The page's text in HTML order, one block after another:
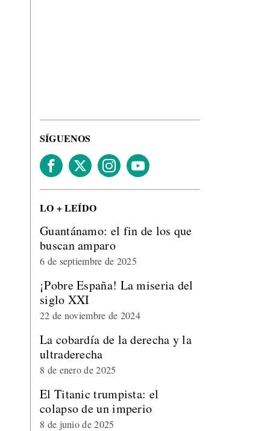
SÍGUENOS
LO + LEÍDO
Guantánamo: el fin de los que
buscan amparo
6 de septiembre de 2025
¡Pobre España! La miseria del
siglo XXI
22 de noviembre de 2024
La cobardía de la derecha y la
ultraderecha
8 de enero de 2025
El Titanic trumpista: el
colapso de un imperio
8 de junio de 2025